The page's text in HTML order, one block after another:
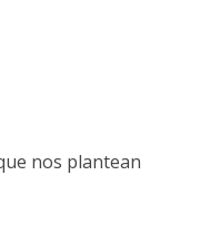
nos plantean